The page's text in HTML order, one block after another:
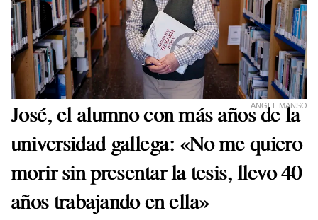
ANGEL MANSO
José, el alumno con más años de la
universidad gallega: «No me quiero
morir sin presentar la tesis, llevo 40
años trabajando en ella»